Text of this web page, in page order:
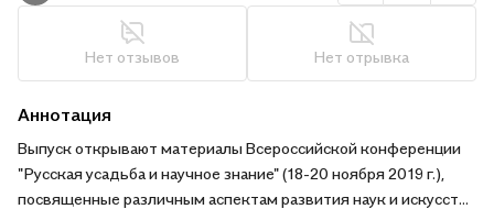
Нет отзывов Нет отрывка
Аннотация
Выпуск открывают материалы Всероссийской конференции
"Русская усадьба и научное знание" (18-20 ноября 2019 г.),
посвященные различным аспектам развития наук и искусств